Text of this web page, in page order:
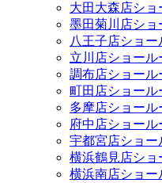
大田大森店ショ
墨田菊川店ショ
八王子店ショー
立川店ショール
調布店ショール
町田店ショール
多摩店ショール
府中店ショール
宇都宮店ショー
横浜鶴見店ショ
横浜南店ショー